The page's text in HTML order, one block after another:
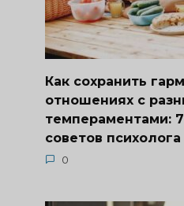
Как сохранить
отношениях с
темпераментами:
советов психолога
0